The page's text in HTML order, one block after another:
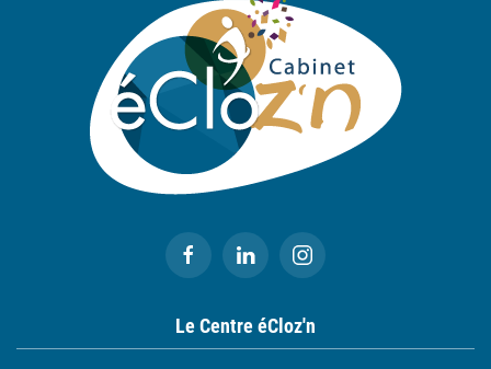
Le Centre éCloz'n